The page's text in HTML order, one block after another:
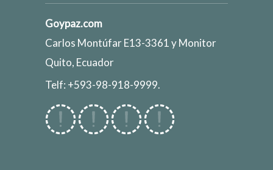
Goypaz.com
Carlos Montúfar E13-3361 y Monitor
Quito, Ecuador
Telf: +593-98-918-9999.